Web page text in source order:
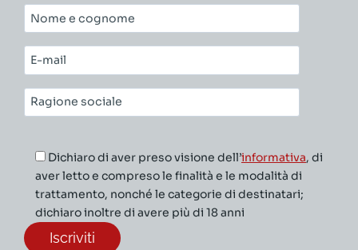
Nome
e
cognome*
E-
mail*
Ragione
sociale*
Dichiaro di aver preso visione dell’informativa, di
aver letto e compreso le finalità e le modalità di
trattamento, nonché le categorie di destinatari;
dichiaro inoltre di avere più di 18 anni